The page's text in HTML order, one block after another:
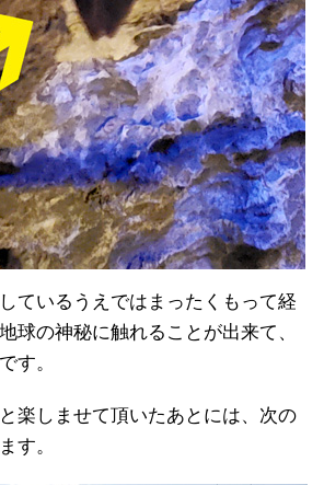
ているうえではまったくもって経
球の神秘に触れることが出来て、
す。
楽しませて頂いたあとには、次の
す。